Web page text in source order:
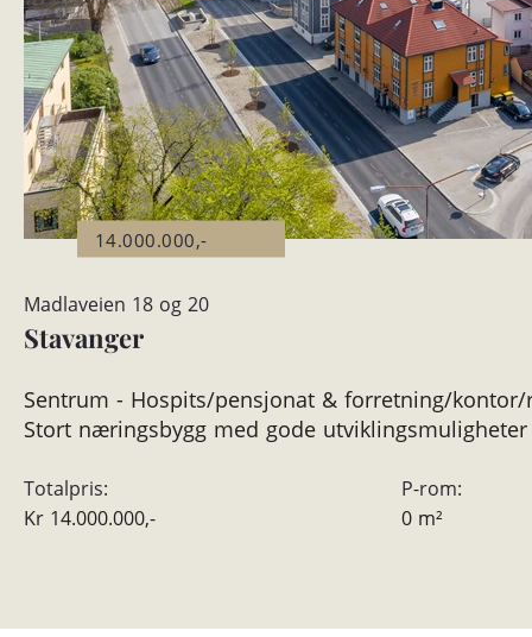
14.000.000,-
Madlaveien 18 og 20
Stavanger
Sentrum - Hospits/pensjonat & forretning/
Stort næringsbygg med gode
Totalpris:
Kr 14.000.000,-
P-rom:
0 m²